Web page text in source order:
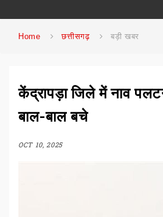
Home छत्तीसगढ़ बड़ी खबर
केंद्रापड़ा जिले में नाव
बाल-बाल बचे
OCT 10, 2025